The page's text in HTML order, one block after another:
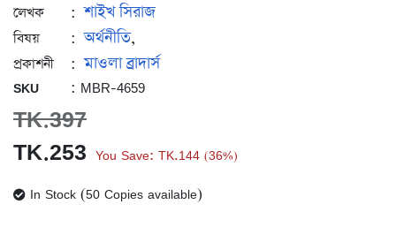
লেখক : শাইখ সিরাজ
বিষয় : অর্থনীতি,
প্রকাশনী : মাওলা ব্রাদার্স
SKU : MBR-4659
TK.397
Original
price
TK.253 Current
price
You Save: TK.144 (36%)
In Stock (50 Copies available)